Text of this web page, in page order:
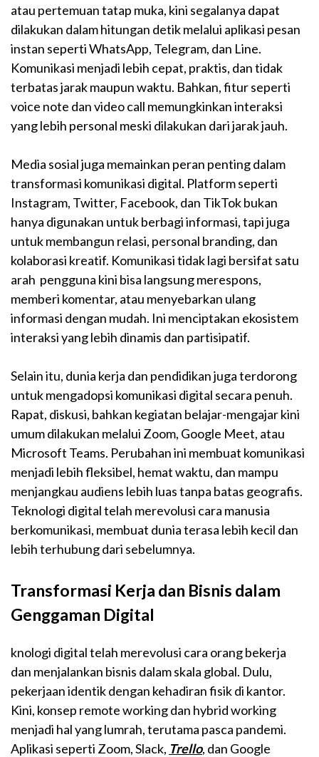
atau pertemuan tatap muka, kini segalanya dapat
dilakukan dalam hitungan detik melalui aplikasi pesan
instan seperti WhatsApp, Telegram, dan Line.
Komunikasi menjadi lebih cepat, praktis, dan tidak
terbatas jarak maupun waktu. Bahkan, fitur seperti
voice note dan video call memungkinkan interaksi
yang lebih personal meski dilakukan dari jarak jauh.
Media sosial juga memainkan peran penting dalam
transformasi komunikasi digital. Platform seperti
Instagram, Twitter, Facebook, dan TikTok bukan
hanya digunakan untuk berbagi informasi, tapi juga
untuk membangun relasi, personal branding, dan
kolaborasi kreatif. Komunikasi tidak lagi bersifat satu
arah pengguna kini bisa langsung merespons,
memberi komentar, atau menyebarkan ulang
informasi dengan mudah. Ini menciptakan ekosistem
interaksi yang lebih dinamis dan partisipatif.
Selain itu, dunia kerja dan pendidikan juga terdorong
untuk mengadopsi komunikasi digital secara penuh.
Rapat, diskusi, bahkan kegiatan belajar-mengajar kini
umum dilakukan melalui Zoom, Google Meet, atau
Microsoft Teams. Perubahan ini membuat komunikasi
menjadi lebih fleksibel, hemat waktu, dan mampu
menjangkau audiens lebih luas tanpa batas geografis.
Teknologi digital telah merevolusi cara manusia
berkomunikasi, membuat dunia terasa lebih kecil dan
lebih terhubung dari sebelumnya.
Transformasi Kerja dan Bisnis dalam
Genggaman Digital
knologi digital telah merevolusi cara orang bekerja
dan menjalankan bisnis dalam skala global. Dulu,
pekerjaan identik dengan kehadiran fisik di kantor.
Kini, konsep remote working dan hybrid working
menjadi hal yang lumrah, terutama pasca pandemi.
Aplikasi seperti Zoom, Slack, Trello, dan Google